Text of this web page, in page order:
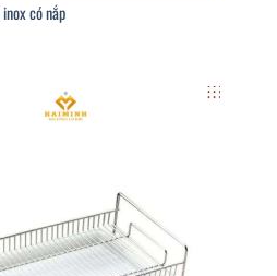
có nắp